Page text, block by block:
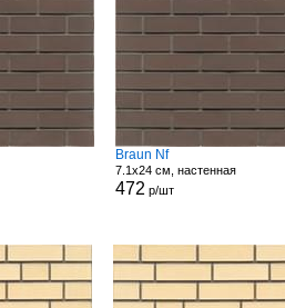
Braun Nf
7.1x24 см, настенная
472 р/шт